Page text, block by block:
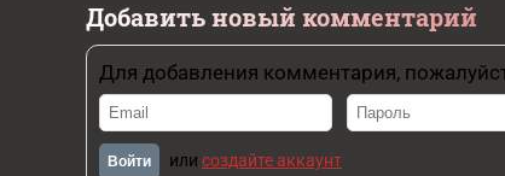
Добавить новый комментарий
Для добавления комментария,
Войти или создайте аккаунт